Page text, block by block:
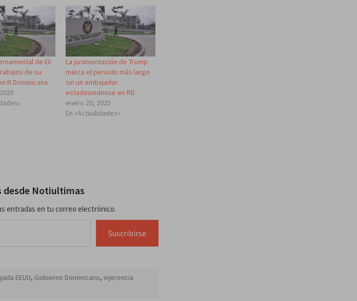
de EE
de su
R.Dominicana
La juramentación de Trump
marca el periodo más largo
sin un embajador
estadounidense en RD
enero 20, 2025
En «Actualidades»
desde Notiultimas
entradas en tu correo electrónico.
Suscribirse
EEUU, Gobierno Dominicano, injerencia